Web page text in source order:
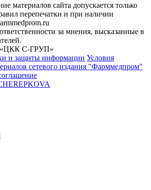
материалов сайта допускается только
перепечатки и при наличии
за мнения, высказанные в
С-ГРУП»
и защиты информации Условия
сетевого издания "Фарммедпром"